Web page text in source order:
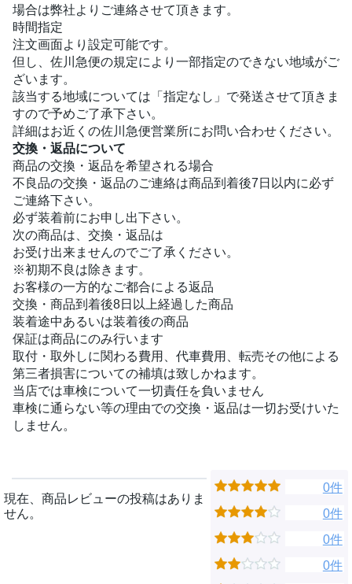
場合は弊社よりご連絡させて頂きます。
時間指定
注文画面より設定可能です。
但し、佐川急便の規定により一部指定のできない地域がご
ざいます。
該当する地域については「指定なし」で発送させて頂きま
すので予めご了承下さい。
詳細はお近くの佐川急便営業所にお問い合わせください。
交換・返品について
商品の交換・返品を希望される場合
不良品の交換・返品のご連絡は商品到着後7日以内に必ず
ご連絡下さい。
必ず装着前にお申し出下さい。
次の商品は、交換・返品は
お受け出来ませんのでご了承ください。
※初期不良は除きます。
お客様の一方的なご都合による返品
交換・商品到着後8日以上経過した商品
装着途中あるいは装着後の商品
保証は商品にのみ行います
取付・取外しに関わる費用、代車費用、転売その他による
第三者損害についての補填は致しかねます。
当店では車検について一切責任を負いません
車検に通らない等の理由での交換・返品は一切お受けいた
しません。
現在、商品レビューの投稿はありま
せん。
0件
0件
0件
0件